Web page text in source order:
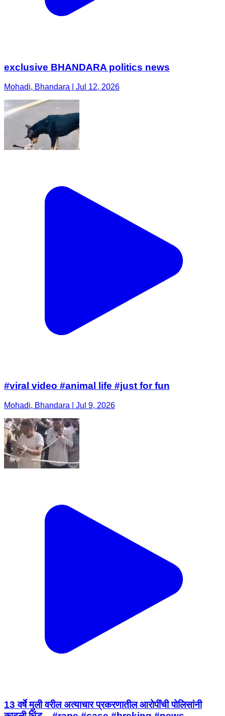
exclusive BHANDARA politics news
Mohadi, Bhandara | Jul 12, 2026
#viral video #animal life #just for fun
Mohadi, Bhandara | Jul 9, 2026
13 वर्षे मुली वरील अत्याचार प्रकरणातील आरोपींची पोलिसांनी